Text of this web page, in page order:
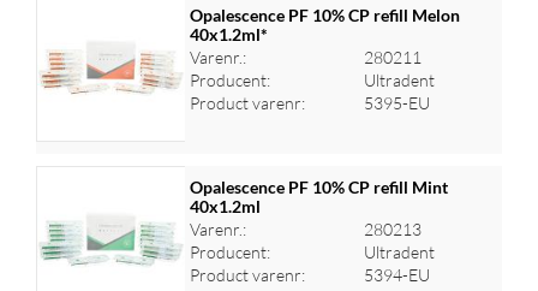
Log ind for at se priser
Opalescence PF 10% CP refill Melon
40x1.2ml*
Varenr.:
280211
Producent:
Ultradent
Product varenr:
5395-EU
Log ind for at se priser
Opalescence PF 10% CP refill Mint
40x1.2ml
Varenr.:
280213
Producent:
Ultradent
Product varenr:
5394-EU